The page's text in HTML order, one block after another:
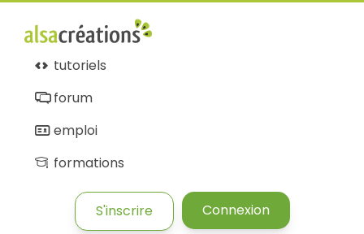
tutoriels
forum
emploi
formations
S'inscrire Connexion